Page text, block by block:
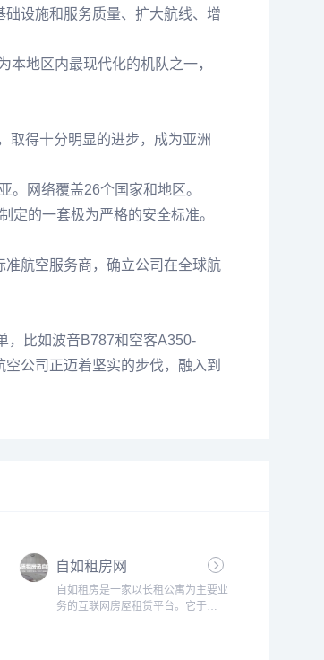
设施和服务质量、扩大航线、增
地区内最现代化的机队之一，
取得十分明显的进步，成为亚洲
网络覆盖26个国家和地区。
定的一套极为严格的安全标准。
航空服务商，确立公司在全球航
，比如波音B787和空客A350-
公司正迈着坚实的步伐，融入到
自如租房网
自如租房是一家以长租公寓为主要业
务的互联网房屋租赁平台。它于